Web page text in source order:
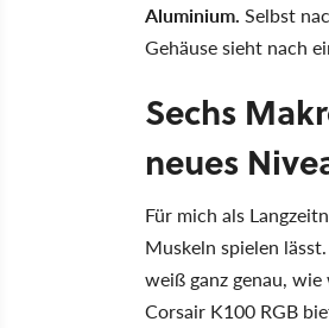
Aluminium. Selbst
Gehäuse sieht nach
Sechs
neues
Für mich als
Muskeln spielen
weiß ganz genau,
Corsair K100 RGB